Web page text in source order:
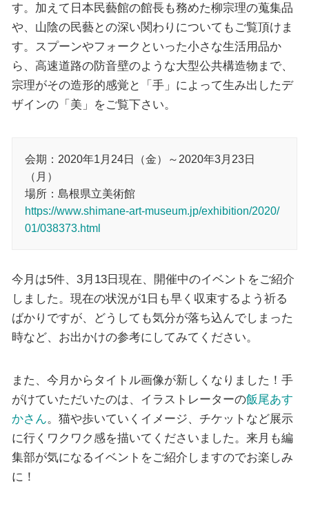
す。加えて日本民藝館の館長も務めた柳宗理の蒐集品
や、山陰の民藝との深い関わりについてもご覧頂けま
す。スプーンやフォークといった小さな生活用品か
ら、高速道路の防音壁のような大型公共構造物まで、
宗理がその造形的感覚と「手」によって生み出したデ
ザインの「美」をご覧下さい。
会期：2020年1月24日（金）～2020年3月23日
（月）
場所：島根県立美術館
https://www.shimane-art-museum.jp/exhibition/2020/
01/038373.html
今月は5件、3月13日現在、開催中のイベントをご紹介
しました。現在の状況が1日も早く収束するよう祈る
ばかりですが、どうしても気分が落ち込んでしまった
時など、お出かけの参考にしてみてください。
また、今月からタイトル画像が新しくなりました！手
がけていただいたのは、イラストレーターの飯尾あす
かさん。猫や歩いていくイメージ、チケットなど展示
に行くワクワク感を描いてくださいました。来月も編
集部が気になるイベントをご紹介しますのでお楽しみ
に！